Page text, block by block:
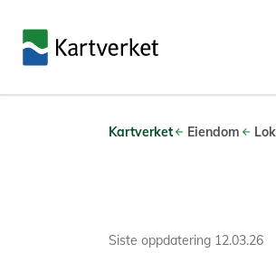
Kartverket Eiendom
Siste oppdatering 12.03.26